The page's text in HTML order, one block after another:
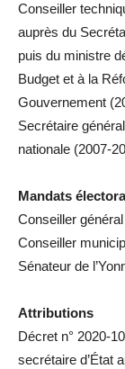
Conseiller
auprès du
puis du ministre
Budget et à la
Gouvernement
Secrétaire
nationale (2007-
Mandats
Conseiller
Conseiller
Sénateur de
Attributions
Décret n° 2020-
secrétaire d’État